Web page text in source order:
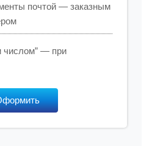
почтой — заказным
числом” — при